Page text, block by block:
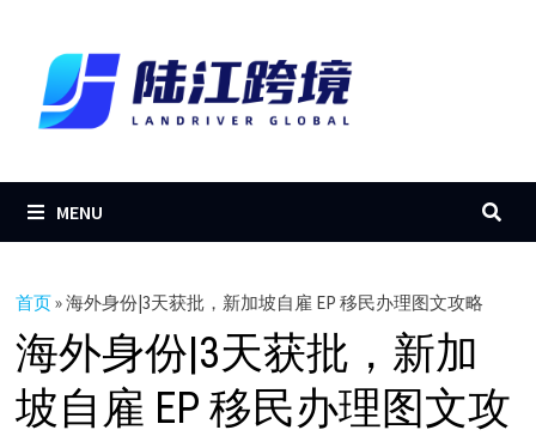
content
MENU
首页»海外身份|3天获批，新加坡自雇 EP 移民办理图文攻略
海外身份|3天获批，新加
坡自雇 EP 移民办理图文攻